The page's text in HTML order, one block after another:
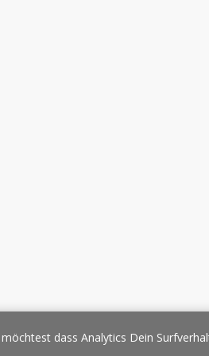
Impressum Copyright
dass Analytics Dein